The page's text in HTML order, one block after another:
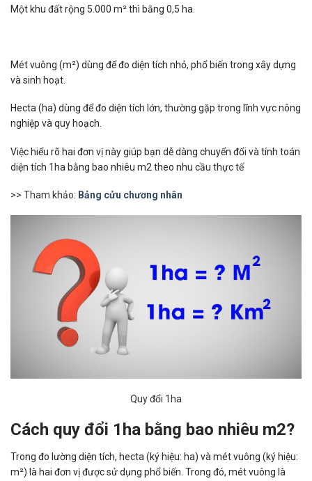
Một khu đất rộng 5.000 m² thì bằng 0,5 ha.
Mét vuông (m²) dùng để đo diện tích nhỏ, phổ biến trong xây dựng
và sinh hoạt.
Hecta (ha) dùng để đo diện tích lớn, thường gặp trong lĩnh vực nông
nghiệp và quy hoạch.
Việc hiểu rõ hai đơn vị này giúp bạn dễ dàng chuyển đổi và tính toán
diện tích 1ha bằng bao nhiêu m2​ theo nhu cầu thực tế
>> Tham khảo: Bảng cửu chương nhân​
Quy đổi 1ha
Cách quy đổi 1ha bằng bao nhiêu m2?
Trong đo lường diện tích, hecta (ký hiệu: ha) và mét vuông (ký hiệu:
m²) là hai đơn vị được sử dụng phổ biến. Trong đó, mét vuông là